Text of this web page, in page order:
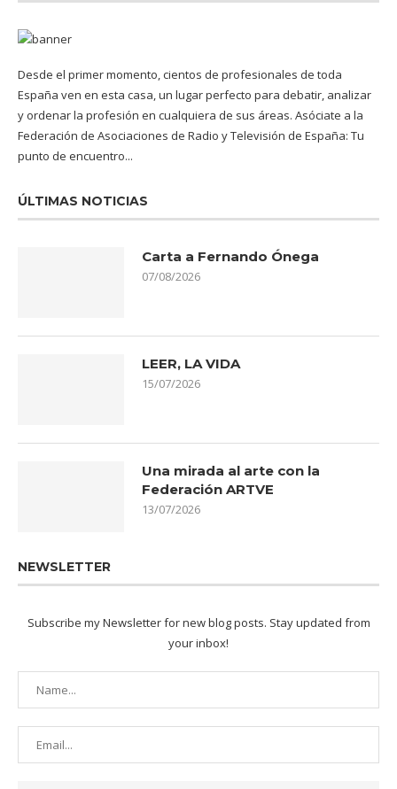
Desde el primer momento, cientos de profesionales de toda
España ven en esta casa, un lugar perfecto para debatir, analizar
y ordenar la profesión en cualquiera de sus áreas. Asóciate a la
Federación de Asociaciones de Radio y Televisión de España: Tu
punto de encuentro...
ÚLTIMAS NOTICIAS
Carta a Fernando Ónega
07/08/2026
LEER, LA VIDA
15/07/2026
Una mirada al arte con la
Federación ARTVE
13/07/2026
NEWSLETTER
Subscribe my Newsletter for new blog posts. Stay updated from
your inbox!